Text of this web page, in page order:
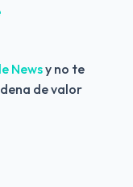
News y no te
de valor